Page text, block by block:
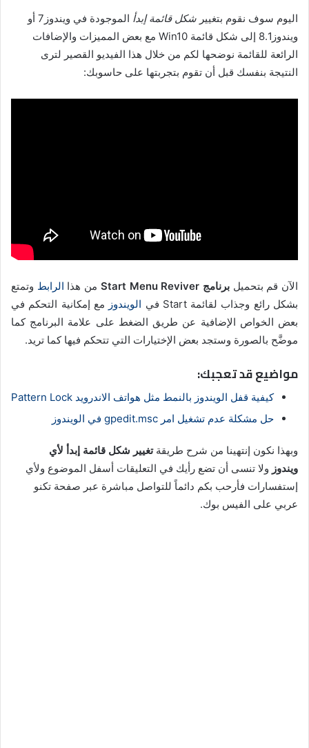
اليوم سوف نقوم بتغيير شكل قائمة إبدأ
الموجودة في ويندوز7 أو
ويندوز8.1 إلى شكل قائمة Win10 مع بعض المميزات والإضافات
الرائعة للقائمة نوضحها لكم من خلال هذا الفيديو القصير لترى
النتيجة بنفسك قبل أن تقوم بتجربتها على حاسوبك:
الآن قم بتحميلبرنامج Start Menu Reviver من هذا الرابط وتمتع
بشكل رائع وجذاب لقائمة Start في
الويندوز مع إمكانية التحكم في
بعض الخواص الإضافية عن طريق الضغط على علامة البرنامج كما
موضَّح بالصورة وستجد بعض الإختيارات التي تتحكم فيها كما تريد.
مواضيع قد تعجبك:
كيفية قفل الويندوز بالنمط مثل هواتف الاندرويد Pattern Lock
حل مشكلة عدم تشغيل امر gpedit.msc في الويندوز
وبهذا نكون إنتهينا من شرح طريقةتغيير شكل قائمة إبدأ لأي
ويندوز ولا تنسى أن تضع رأيك في التعليقات أسفل الموضوع ولأي
إستفسارات فأرحب بكم دائماً للتواصل مباشرة عبر صفحة تكنو
عربي على الفيس بوك.